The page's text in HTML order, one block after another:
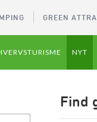
GREEN
NYT
Find